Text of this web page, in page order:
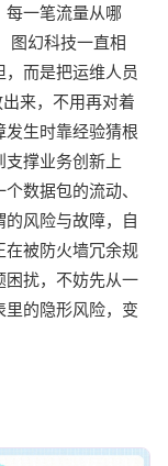
一笔流量从哪
图幻科技一直相
而是把运维人员
来，不用再对着
生时靠经验猜根
支撑业务创新上
数据包的流动、
风险与故障，自
在被防火墙冗余规
困扰，不妨先从一
的隐形风险，变